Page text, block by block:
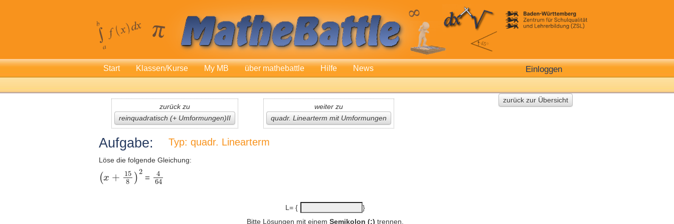
Start Klassen/Kurse My MB über mathebattle Hilfe News Einloggen
zurück zur Übersicht
zurück zu
reinquadratisch (+ Umformungen)II
weiter zu
quadr. Linearterm mit Umformungen
Aufgabe: Typ: quadr. Linearterm
Löse die folgende Gleichung:
=
L= {
}
Bitte Lösungen mit einem Semikolon (;) trennen.